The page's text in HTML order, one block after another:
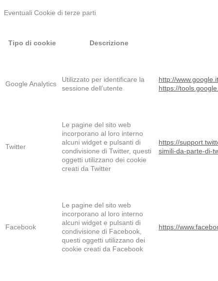
Eventuali Cookie di terze parti
Tipo di cookie Descrizione
Google Analytics
Utilizzato per identificare la
sessione dell’utente
http://
https://
Twitter
Le pagine del sito web
incorporano al loro interno
alcuni widget e pulsanti di
condivisione di Twitter, questi
oggetti utilizzano dei cookie
creati da Twitter
https://
simili-da-parte-di-
Facebook
Le pagine del sito web
incorporano al loro interno
alcuni widget e pulsanti di
condivisione di Facebook,
questi oggetti utilizzano dei
cookie creati da Facebook
https://